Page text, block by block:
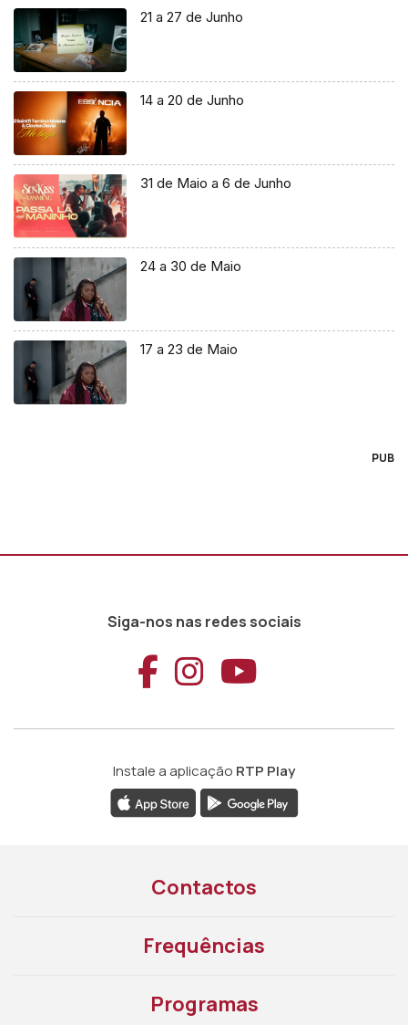
21 a 27 de Junho
14 a 20 de Junho
31 de Maio a 6 de Junho
24 a 30 de Maio
17 a 23 de Maio
PUB
Siga-nos nas redes sociais
Aceder ao
Aceder ao
Aceder
Instale a aplicação RTP Play
Contactos
Frequências
Programas